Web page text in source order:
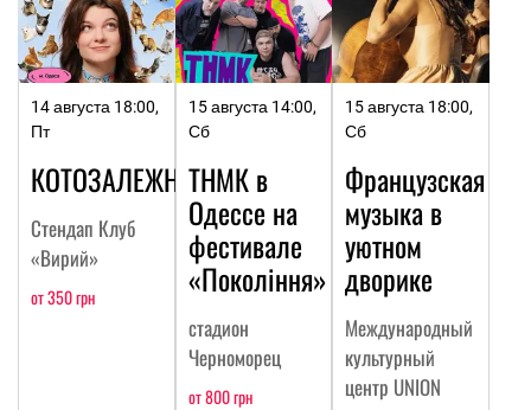
14 августа 18:00,
Пт
КОТОЗАЛЕЖНОСТЬ
Стендап Клуб
«Вирий»
от 350 грн
15 августа 14:00,
Сб
ТНМК в
Одессе на
фестивале
«Покоління»
стадион
Черноморец
от 800 грн
15 августа 18:00,
Сб
Французская
музыка в
уютном
дворике
Международный
культурный
центр UNION